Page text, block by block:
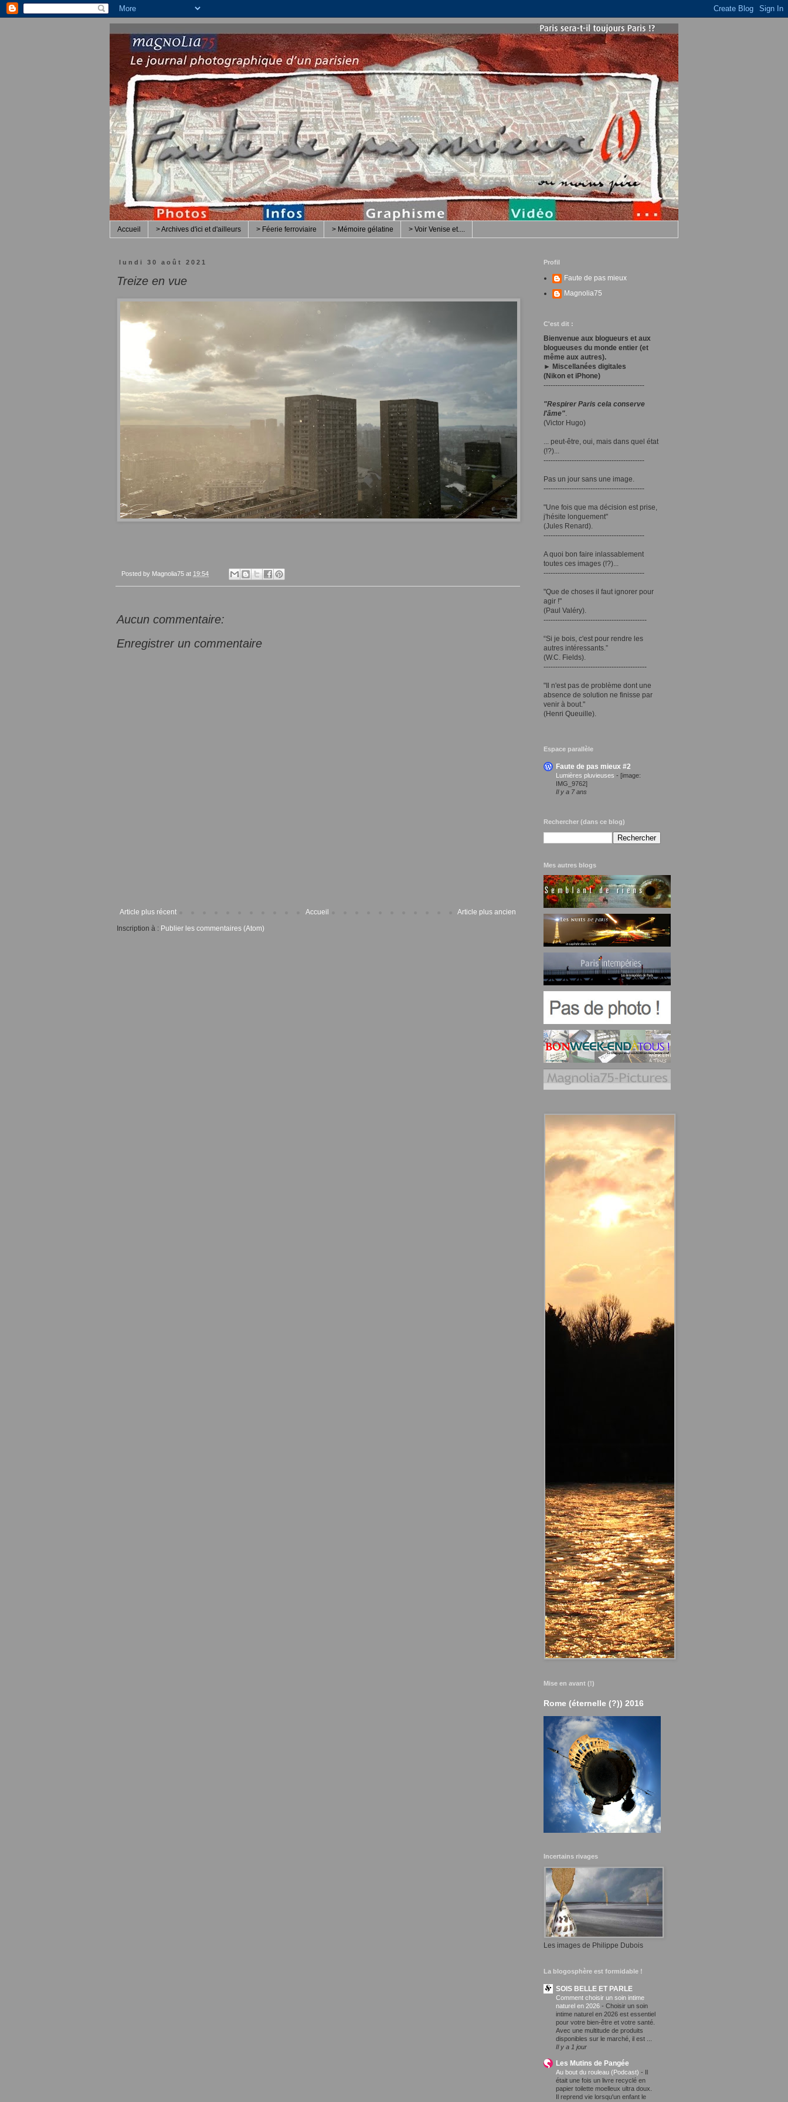
Accueil > Archives d'ici et d'ailleurs > Féerie ferroviaire > Mémoire gélatine > Voir Venise et....
lundi 30 août 2021
Treize en vue
Posted by Magnolia75 at 19:54
Aucun commentaire:
Enregistrer un commentaire
Article plus récent Article plus ancien
Accueil
Inscription à : Publier les commentaires (Atom)
Profil
Faute de pas mieux
Magnolia75
C'est dit :
Bienvenue aux blogueurs et aux
blogueuses du monde entier (et
même aux autres).
► Miscellanées digitales
(Nikon et iPhone)
-------------------------------------------
"Respirer Paris cela conserve
l'âme".
(Victor Hugo)
... peut-être, oui, mais dans quel état
(!?)...
-------------------------------------------
Pas un jour sans une image.
-------------------------------------------
"Une fois que ma décision est prise,
j'hésite longuement"
(Jules Renard).
-------------------------------------------
A quoi bon faire inlassablement
toutes ces images (!?)...
-------------------------------------------
"Que de choses il faut ignorer pour
agir !"
(Paul Valéry).
--------------------------------------------
“Si je bois, c'est pour rendre les
autres intéressants.”
(W.C. Fields).
--------------------------------------------
"Il n'est pas de problème dont une
absence de solution ne finisse par
venir à bout."
(Henri Queuille).
Espace parallèle
Faute de pas mieux #2
Lumières pluvieuses - [image:
IMG_9762]
Il y a 7 ans
Rechercher (dans ce blog)
Mes autres blogs
Mise en avant (!)
Rome (éternelle (?)) 2016
Incertains rivages
Les images de Philippe Dubois
La blogosphère est formidable !
SOIS BELLE ET PARLE
Comment choisir un soin intime
naturel en 2026 - Choisir un soin
intime naturel en 2026 est essentiel
pour votre bien-être et votre santé.
Avec une multitude de produits
disponibles sur le marché, il est ...
Il y a 1 jour
Les Mutins de Pangée
Au bout du rouleau (Podcast) - Il
était une fois un livre recyclé en
papier toilette moelleux ultra doux.
Il reprend vie lorsqu'un enfant le